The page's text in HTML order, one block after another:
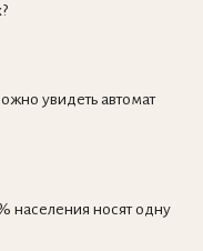
увидеть автомат
населения носят одну